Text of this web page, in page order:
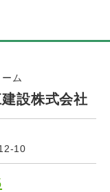
ム
設株式会社
10